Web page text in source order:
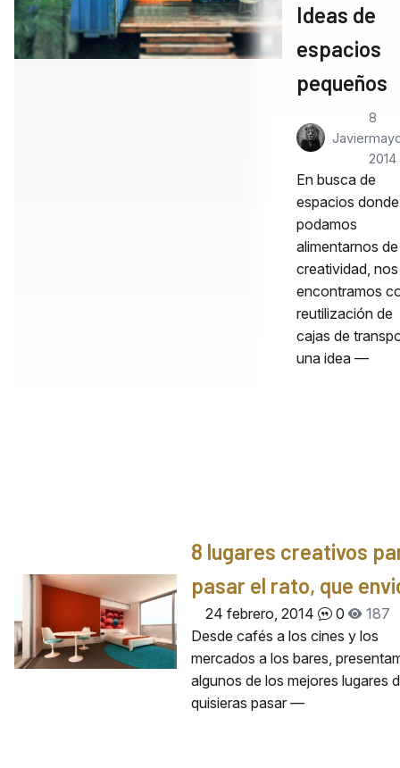
Ideas de
espacios
pequeños
Javier
8
2014
En busca de
espacios donde
podamos
alimentarnos de
creatividad, nos
encontramos
reutilización de
cajas de
una idea —
8 lugares creativos
pasar el rato, que
24 febrero, 2014 0
187
Desde cafés a los cines y los
mercados a los bares,
algunos de los mejores lugares
quisieras pasar —